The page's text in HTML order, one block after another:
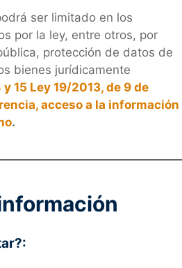
ser limitado en los
por la ley, entre otros, por
protección de datos de
bienes jurídicamente
15 Ley 19/2013, de 9 de
acceso a la información
.